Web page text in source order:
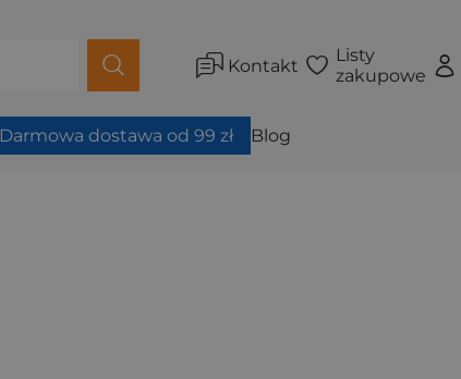
Kontakt
Listy
zakupowe
Darmowa dostawa od 99 zł Blog